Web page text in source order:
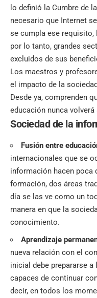
lo definió la Cumbre de
necesario que Internet
se cumpla ese requisito,
por lo tanto, grandes
excluidos de sus
Los maestros y
el impacto de la
Desde ya, comprenden
educación nunca
Sociedad de la
Fusión entre
internacionales que se
información hacen poca
formación, dos áreas
día se las ve como un
manera en que la
conocimiento.
Aprendizaje
nueva relación con el
inicial debe prepararse
capaces de continuar
decir, en todos los